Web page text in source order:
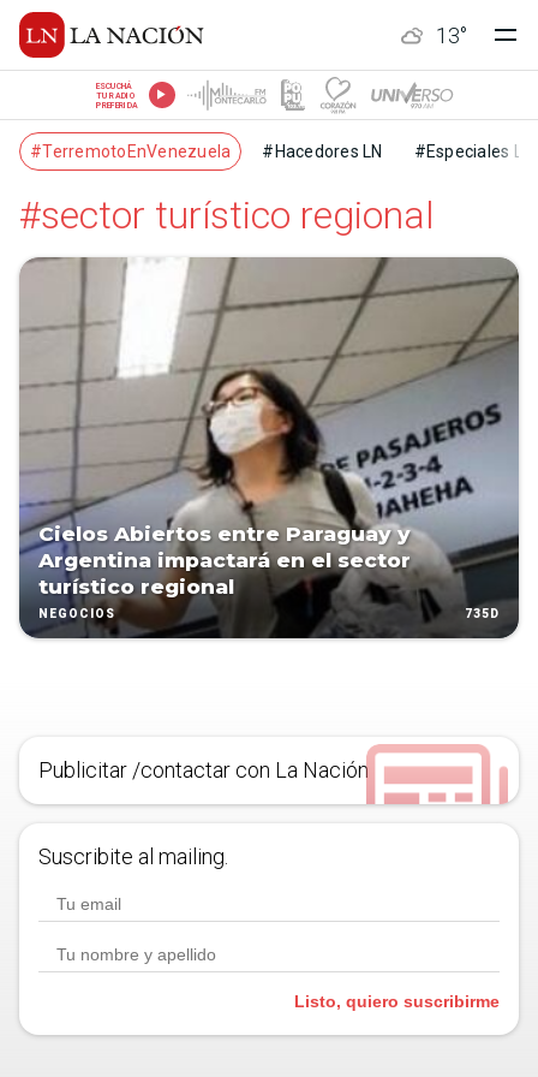
13°
ESCUCHÁ
TU RADIO
PREFERIDA
#TerremotoEnVenezuela #Hacedores LN #Especiales LN
#sector turístico regional
Cielos Abiertos entre Paraguay y
Argentina impactará en el sector
turístico regional
NEGOCIOS 735D
Publicitar /contactar con La Nación
Suscribite al mailing.
Listo, quiero suscribirme